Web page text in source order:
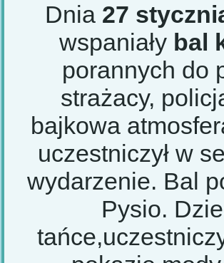
Dnia 27
wspaniały bal
porannych do
strażacy,
bajkowa
uczestniczył w
wydarzenie. Bal
Pysio.